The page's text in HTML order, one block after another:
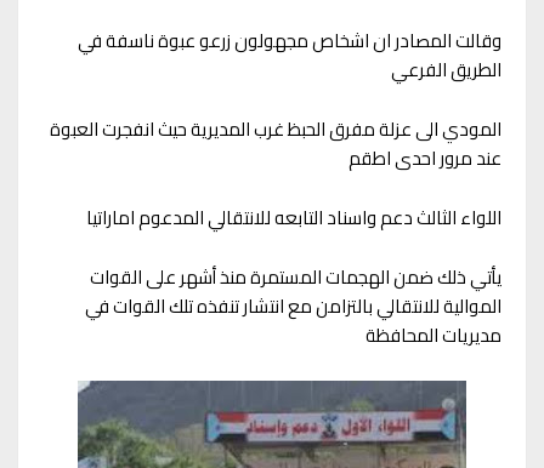
وقالت المصادر ان اشخاص مجهولون زرعو عبوة ناسفة في
الطريق الفرعي
المودي الى عزلة مفرق الحبظ غرب المديرية حيث انفجرت العبوة
عند مرور احدى اطقم
اللواء الثالث دعم واسناد التابعه للانتقالي المدعوم اماراتيا
يأتي ذلك ضمن الهجمات المستمرة منذ أشهر على القوات
الموالية للانتقالي بالتزامن مع انتشار تنفذه تلك القوات في
مديريات المحافظة